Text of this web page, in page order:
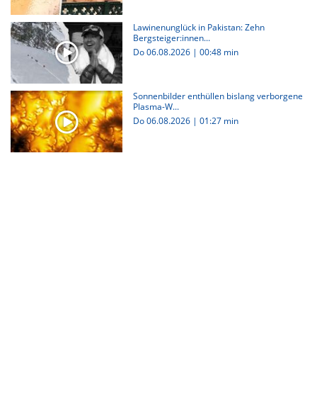
Lawinenunglück in Pakistan: Zehn
Bergsteiger:innen...
Do 06.08.2026 | 00:48 min
Sonnenbilder enthüllen bislang verborgene
Plasma-W...
Do 06.08.2026 | 01:27 min